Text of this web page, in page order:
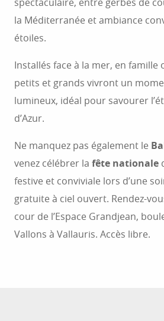
la Méditerranée et ambiance
étoiles.
Installés face à la mer, en famille
petits et grands vivront un
lumineux, idéal pour savourer
d’Azur.
Ne manquez pas également le
venez célébrer la fête nationale
festive et conviviale lors d’une
gratuite à ciel ouvert. Rendez-
cour de l’Espace Grandjean,
Vallons à Vallauris. Accès libre.